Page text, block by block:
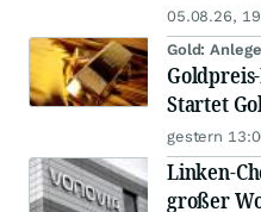
05.08.26,
Gold:
Startet
gestern
Linken-
großer